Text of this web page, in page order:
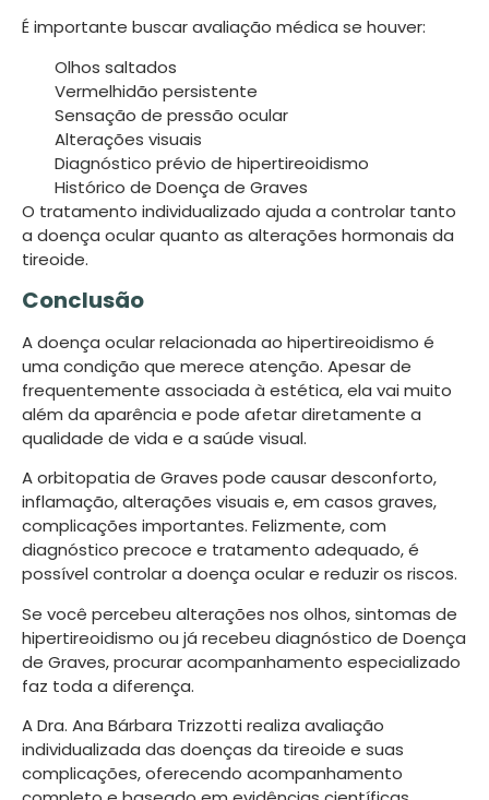
É importante buscar avaliação médica se houver:
Olhos saltados
Vermelhidão persistente
Sensação de pressão ocular
Alterações visuais
Diagnóstico prévio de hipertireoidismo
Histórico de Doença de Graves
O tratamento individualizado ajuda a controlar tanto
a doença ocular quanto as alterações hormonais da
tireoide.
Conclusão
A doença ocular relacionada ao hipertireoidismo é
uma condição que merece atenção. Apesar de
frequentemente associada à estética, ela vai muito
além da aparência e pode afetar diretamente a
qualidade de vida e a saúde visual.
A orbitopatia de Graves pode causar desconforto,
inflamação, alterações visuais e, em casos graves,
complicações importantes. Felizmente, com
diagnóstico precoce e tratamento adequado, é
possível controlar a doença ocular e reduzir os riscos.
Se você percebeu alterações nos olhos, sintomas de
hipertireoidismo ou já recebeu diagnóstico de Doença
de Graves, procurar acompanhamento especializado
faz toda a diferença.
A Dra. Ana Bárbara Trizzotti realiza avaliação
individualizada das doenças da tireoide e suas
complicações, oferecendo acompanhamento